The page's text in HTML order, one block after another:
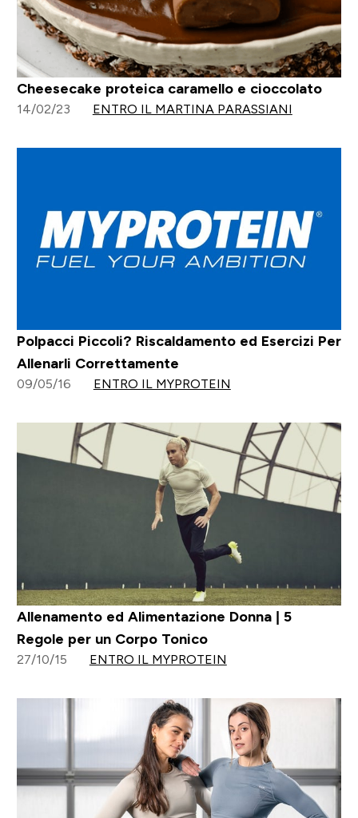
Cheesecake proteica caramello e cioccolato
14/02/23 ENTRO IL MARTINA PARASSIANI
Polpacci Piccoli? Riscaldamento ed Esercizi Per
Allenarli Correttamente
09/05/16 ENTRO IL MYPROTEIN
Allenamento ed Alimentazione Donna | 5
Regole per un Corpo Tonico
27/10/15 ENTRO IL MYPROTEIN